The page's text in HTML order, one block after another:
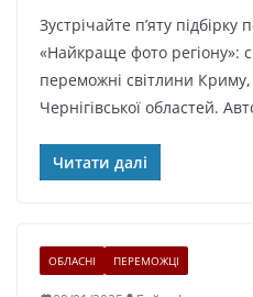
Зустрічайте п’яту підбірку
«Найкраще фото регіону»:
переможні світлини Криму,
Чернігівської областей.
Читати далі
ОБЛАСНІ ПЕРЕМОЖЦІ